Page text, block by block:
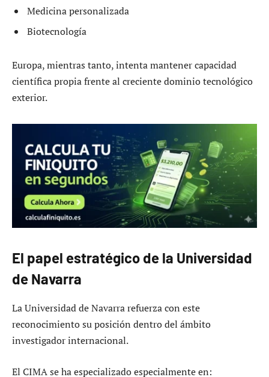
Medicina personalizada
Biotecnología
Europa, mientras tanto, intenta mantener capacidad
científica propia frente al creciente dominio tecnológico
exterior.
El papel estratégico de la Universidad
de Navarra
La Universidad de Navarra refuerza con este
reconocimiento su posición dentro del ámbito
investigador internacional.
El CIMA se ha especializado especialmente en: